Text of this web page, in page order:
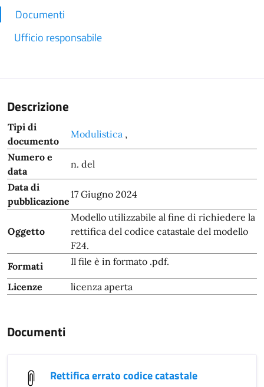
Documenti
Ufficio responsabile
Descrizione
Tipi di
documento
Modulistica ,
Numero e
data
n. del
Data di
pubblicazione
17 Giugno 2024
Oggetto
Modello utilizzabile al fine di richiedere la
rettifica del codice catastale del modello
F24.
Formati
Il file è in formato .pdf.
Licenze licenza aperta
Documenti
Rettifica errato codice catastale